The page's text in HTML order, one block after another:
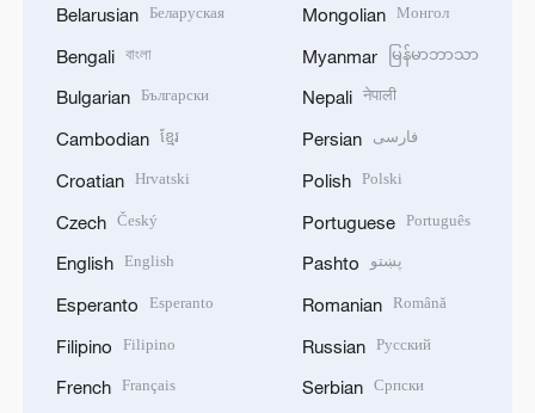
Belarusian Беларуская
Bengali বাংলা
Bulgarian Български
Cambodian ខ្មែរ
Croatian Hrvatski
Czech Český
English English
Esperanto Esperanto
Filipino Filipino
French Français
Mongolian Монгол
Myanmar မြန်မာဘာသာ
Nepali नेपाली
Persian فارسی
Polish Polski
Portuguese Português
Pashto پښتو
Romanian Română
Russian Русский
Serbian Српски